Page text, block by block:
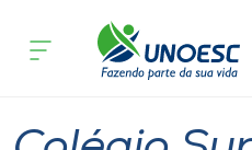
Cursos
acontece